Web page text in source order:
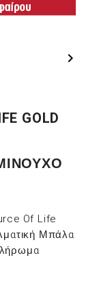

GOLD
Of Life
Μπάλα